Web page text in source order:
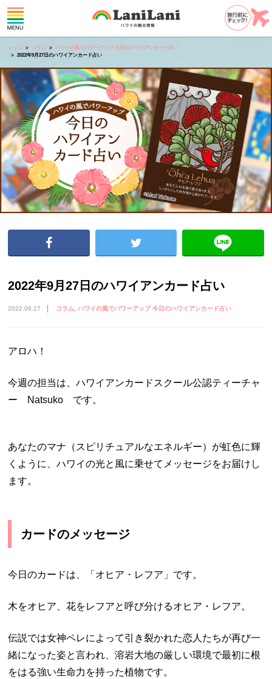
トップ コラム
ハワイの風でパワーアップ 今日のハワイアンカード占い
2022年9月27日のハワイアンカード占い
2022年9月27日のハワイアンカード占い
2022.09.27 コラム ハワイの風でパワーアップ 今日のハワイアンカード占い
アロハ！
今週の担当は、ハワイアンカードスクール公認ティーチャ
ー Natsuko です。
あなたのマナ（スピリチュアルなエネルギー）が虹色に輝
くように、ハワイの光と風に乗せてメッセージをお届けし
ます。
カードのメッセージ
今日のカードは、「オヒア・レフア」です。
木をオヒア、花をレフアと呼び分けるオヒア・レフア。
伝説では女神ペレによって引き裂かれた恋人たちが再び一
緒になった姿と言われ、溶岩大地の厳しい環境で最初に根
をはる強い生命力を持った植物です。